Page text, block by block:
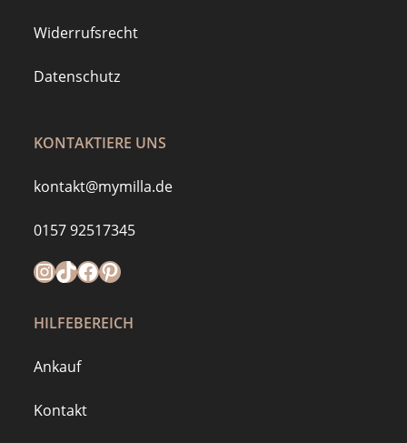
Widerrufsrecht
Datenschutz
KONTAKTIERE UNS
kontakt@mymilla.de
0157 92517345
Instagram
https://www.tiktok.com/@mymilla.de
Facebook
Pinterest
HILFEBEREICH
Ankauf
Kontakt